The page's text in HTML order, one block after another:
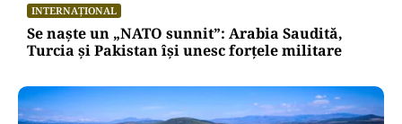
INTERNAȚIONAL
Se naște un „NATO sunnit”: Arabia Saudită,
Turcia și Pakistan își unesc forțele militare